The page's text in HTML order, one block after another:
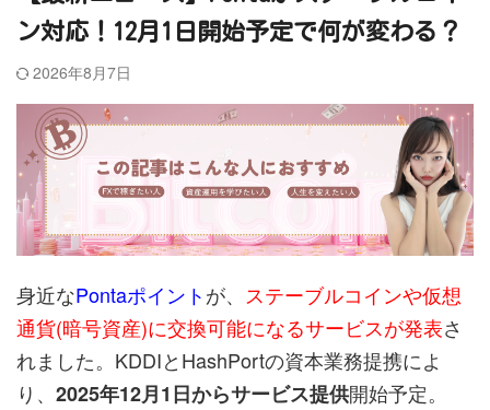
ン対応！12月1日開始予定で何が変わる？
2026年8月7日
身近なPontaポイントが、 ステーブルコインや仮想
通貨(暗号資産)に交換可能になるサービスが発表さ
れました。KDDIとHashPortの資本業務提携によ
り、 2025年12月1日からサービス提供開始予定。